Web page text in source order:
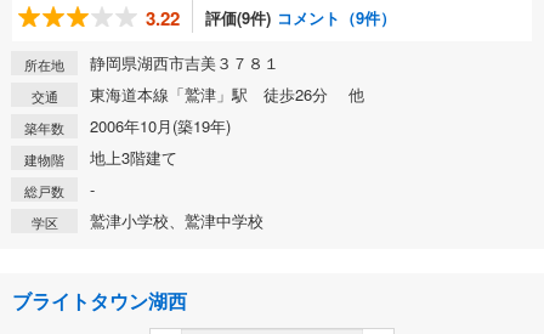
3.22 評価(9件) コメント（9件）
所在地 静岡県湖西市吉美３７８１
交通 東海道本線「鷲津」駅 徒歩26分 他
築年数 2006年10月(築19年)
建物階 地上3階建て
総戸数 -
学区 鷲津小学校、鷲津中学校
ブライトタウン湖西